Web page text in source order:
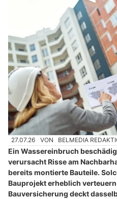
27.07.26 VON BELMEDIA
Ein Wassereinbruch
verursacht Risse am
bereits montierte Bauteile.
Bauprojekt erheblich
Bauversicherung deckt